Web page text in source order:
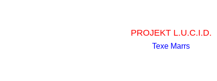
PROJEKT L.U.C.I.D.
Texe Marrs